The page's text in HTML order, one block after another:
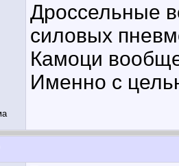
Дроссельные
силовых
Камоци
Именно с